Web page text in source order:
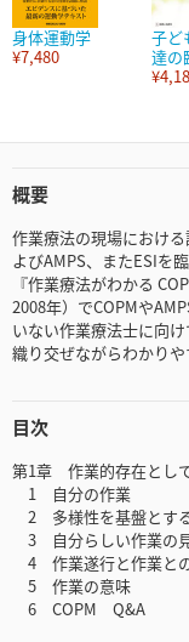
身体運動学
¥7,480
子ど
達の
概要
作業療法の現場におけ
よびAMPS、またESIを
『作業療法がわかる
2008年）でCOPMや
いない作業療法士に向
織り交ぜながらわかり
目次
第1章 作業的存在とし
1 自分の作業
2 多様性を基盤とす
3 自分らしい作業の
4 作業遂行と作業と
5 作業の意味
6 COPM Q&A